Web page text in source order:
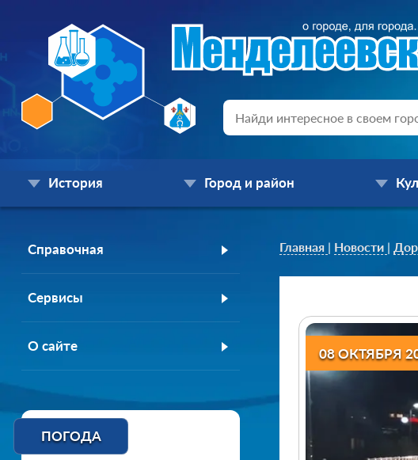
История Город и район
Справочная
Сервисы
О сайте
ПОГОДА
Главная | Новости |
08 ОКТЯБРЯ